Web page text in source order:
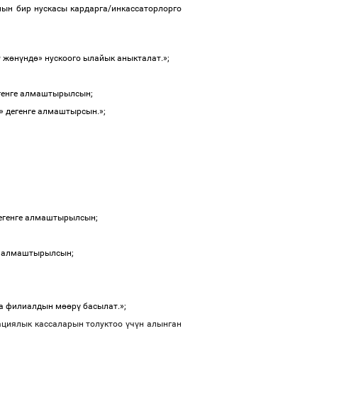
бир нускасы кардарга/инкассаторлорго
жөнүндө» нускоого ылайык аныкталат.»;
алмаштырылсын;
» дегенге алмаштырсын.»;
алмаштырылсын;
алмаштырылсын;
филиалдын мөөрү басылат.»;
кассаларын толуктоо үчүн алынган